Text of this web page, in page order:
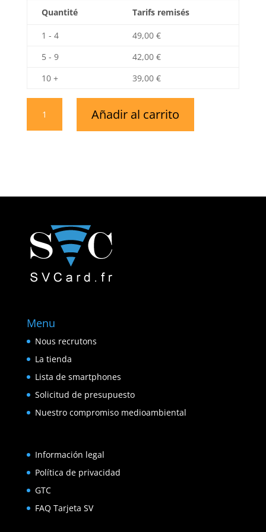
Quantité Tarifs remisés
1 - 4 49,00 €
5 - 9
42,00 €
10 +
39,00 €
en
Añadir al carrito
Menu
Nous recrutons
La tienda
Lista de smartphones
Solicitud de presupuesto
Nuestro compromiso medioambiental
Información legal
Política de privacidad
GTC
FAQ Tarjeta SV